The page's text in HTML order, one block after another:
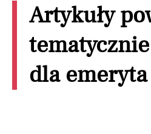
Artykuły
dla emeryta